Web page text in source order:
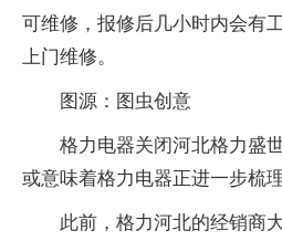
可维修，报修后几小时内会有
上门维修。
图源：图虫创意
格力电器关闭河北格力盛
或意味着格力电器正进一步梳
此前，格力河北的经销商